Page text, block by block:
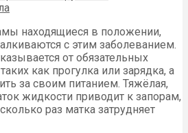
находящиеся в положении,
с этим заболеванием.
от обязательных
как прогулка или зарядка, а
за своим питанием. Тяжёлая,
жидкости приводит к запорам,
раз матка затрудняет